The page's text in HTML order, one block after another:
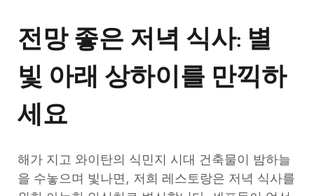
전망 좋은 저녁 식사: 별
빛 아래 상하이를 만끽하
세요
해가 지고 와이탄의 식민지 시대 건축물이 밤하늘
을 수놓으며 빛나면, 저희 레스토랑은 저녁 식사를